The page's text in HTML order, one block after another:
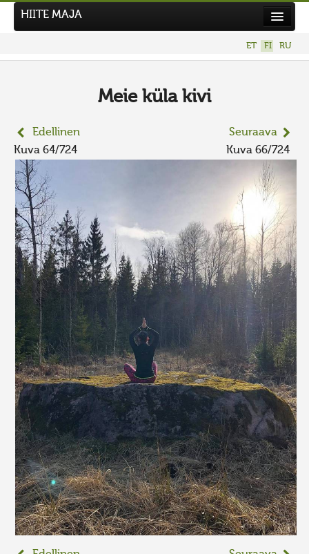
AIEMMAT KILPAILUT
HIITE MAJA
ET FI RU
Meie küla kivi
Edellinen
Kuva 64/724
Seuraava
Kuva 66/724